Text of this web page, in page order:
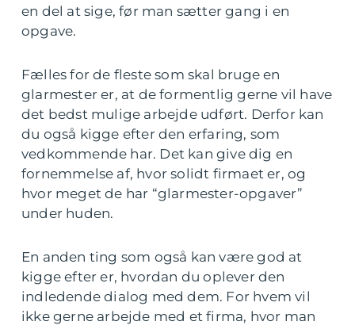
en del at sige, før man sætter gang i en
opgave.
Fælles for de fleste som skal bruge en
glarmester er, at de formentlig gerne vil have
det bedst mulige arbejde udført. Derfor kan
du også kigge efter den erfaring, som
vedkommende har. Det kan give dig en
fornemmelse af, hvor solidt firmaet er, og
hvor meget de har “glarmester-opgaver”
under huden.
En anden ting som også kan være god at
kigge efter er, hvordan du oplever den
indledende dialog med dem. For hvem vil
ikke gerne arbejde med et firma, hvor man